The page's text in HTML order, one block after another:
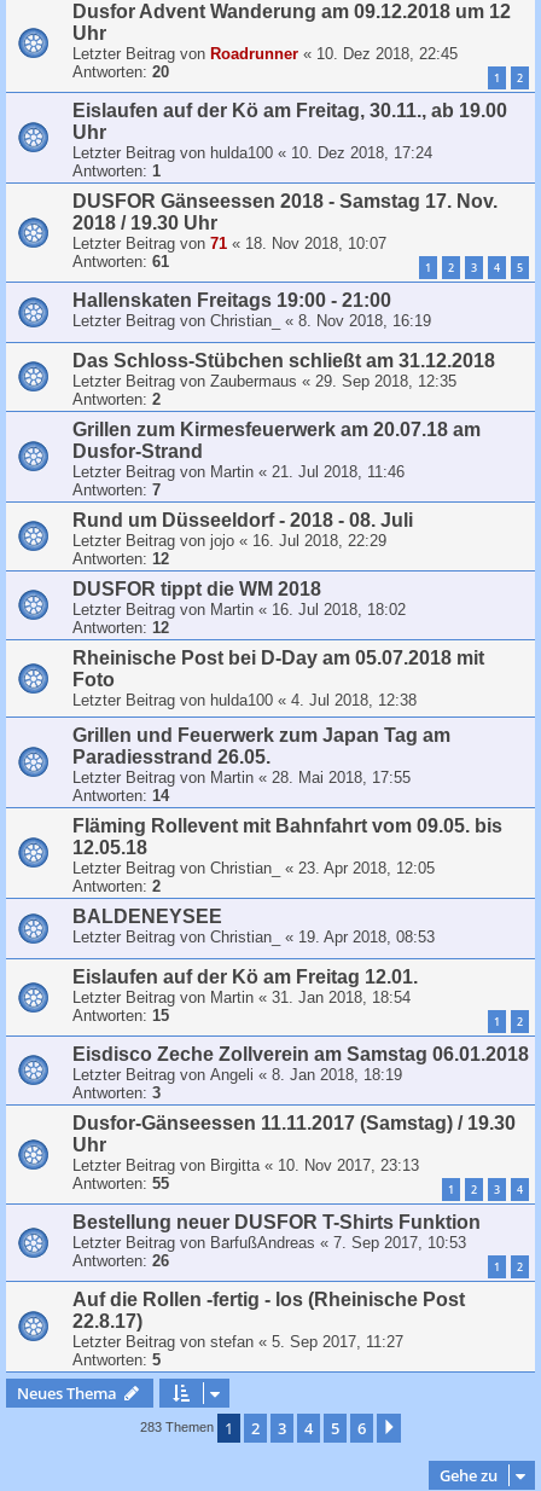
Dusfor Advent Wanderung am 09.12.2018 um 12
Uhr
Letzter Beitrag von Roadrunner « 10. Dez 2018, 22:45
Antworten: 20 1 2
Eislaufen auf der Kö am Freitag, 30.11., ab 19.00
Uhr
Letzter Beitrag von hulda100 « 10. Dez 2018, 17:24
Antworten: 1
DUSFOR Gänseessen 2018 - Samstag 17. Nov.
2018 / 19.30 Uhr
Letzter Beitrag von 71 « 18. Nov 2018, 10:07
Antworten: 61 1 2 3 4 5
Hallenskaten Freitags 19:00 - 21:00
Letzter Beitrag von Christian_ « 8. Nov 2018, 16:19
Das Schloss-Stübchen schließt am 31.12.2018
Letzter Beitrag von Zaubermaus « 29. Sep 2018, 12:35
Antworten: 2
Grillen zum Kirmesfeuerwerk am 20.07.18 am
Dusfor-Strand
Letzter Beitrag von Martin « 21. Jul 2018, 11:46
Antworten: 7
Rund um Düsseeldorf - 2018 - 08. Juli
Letzter Beitrag von jojo « 16. Jul 2018, 22:29
Antworten: 12
DUSFOR tippt die WM 2018
Letzter Beitrag von Martin « 16. Jul 2018, 18:02
Antworten: 12
Rheinische Post bei D-Day am 05.07.2018 mit
Foto
Letzter Beitrag von hulda100 « 4. Jul 2018, 12:38
Grillen und Feuerwerk zum Japan Tag am
Paradiesstrand 26.05.
Letzter Beitrag von Martin « 28. Mai 2018, 17:55
Antworten: 14
Fläming Rollevent mit Bahnfahrt vom 09.05. bis
12.05.18
Letzter Beitrag von Christian_ « 23. Apr 2018, 12:05
Antworten: 2
BALDENEYSEE
Letzter Beitrag von Christian_ « 19. Apr 2018, 08:53
Eislaufen auf der Kö am Freitag 12.01.
Letzter Beitrag von Martin « 31. Jan 2018, 18:54
Antworten: 15 1 2
Eisdisco Zeche Zollverein am Samstag 06.01.2018
Letzter Beitrag von Angeli « 8. Jan 2018, 18:19
Antworten: 3
Dusfor-Gänseessen 11.11.2017 (Samstag) / 19.30
Uhr
Letzter Beitrag von Birgitta« 10. Nov 2017, 23:13
Antworten: 55 1 2 3 4
Bestellung neuer DUSFOR T-Shirts Funktion
Letzter Beitrag von BarfußAndreas « 7. Sep 2017, 10:53
Antworten: 26 1 2
Auf die Rollen -fertig - los (Rheinische Post
22.8.17)
Letzter Beitrag von stefan « 5. Sep 2017, 11:27
Antworten: 5
Neues Thema
283 Themen 1 2 3 4 5 6
Gehe zu